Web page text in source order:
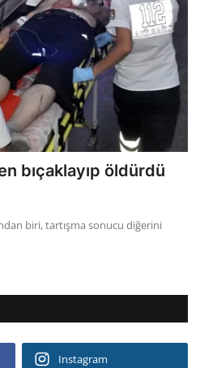
bıçaklayıp öldürdü
biri, tartışma sonucu diğerini
Instagram